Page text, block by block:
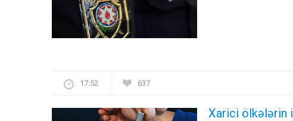
17:52 637
Xarici ölkələrin